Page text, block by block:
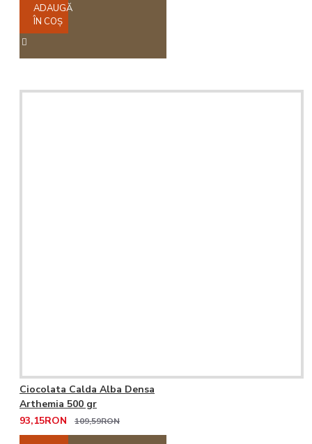
ADAUGĂ
ÎN COŞ
Ciocolata Calda Alba Densa
Arthemia 500 gr
93,15RON
109,59RON